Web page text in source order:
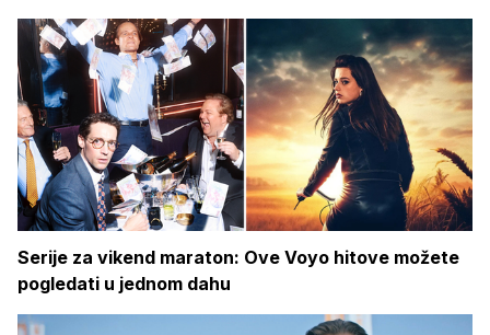
Serije za vikend maraton: Ove Voyo hitove možete
pogledati u jednom dahu